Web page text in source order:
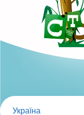
Україна